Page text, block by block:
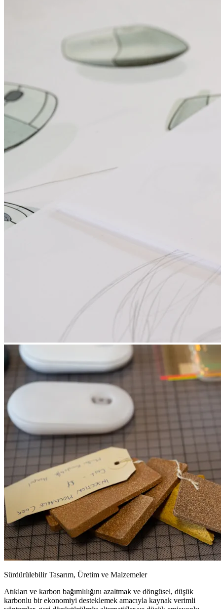
Sürdürülebilir Tasarım, Üretim ve Malzemeler
Atıkları ve karbon bağımlılığını azaltmak ve döngüsel, düşük
karbonlu bir ekonomiyi desteklemek amacıyla kaynak verimli